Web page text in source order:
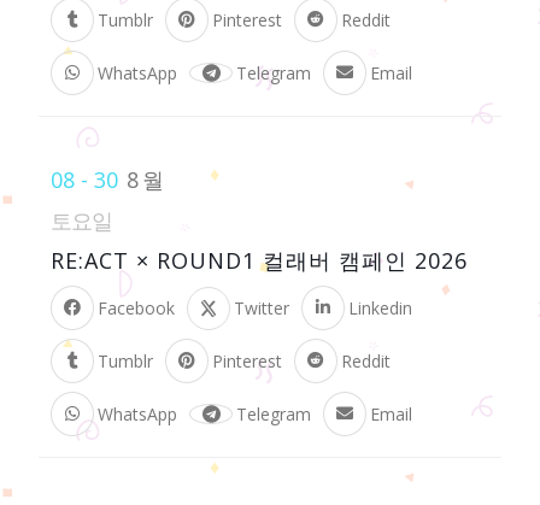
Tumblr Pinterest Reddit
WhatsApp Telegram Email
08 - 30 8월
토요일
RE:ACT × ROUND1 컬래버 캠페인 2026
Facebook Twitter Linkedin
Tumblr Pinterest Reddit
WhatsApp Telegram Email